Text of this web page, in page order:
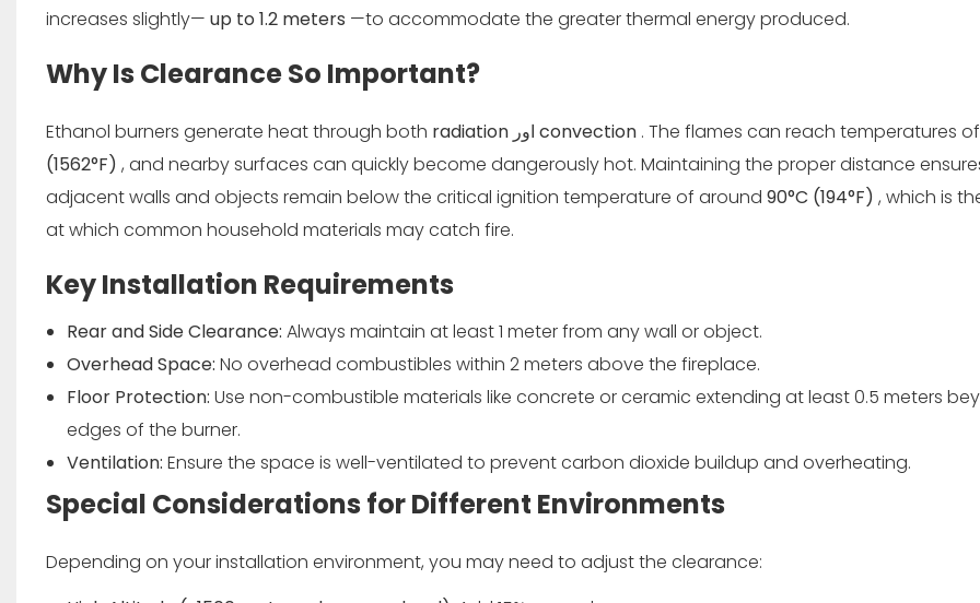
increases slightly— up to 1.2 meters —to accommodate the greater thermal energy produced.
Why Is Clearance So Important?
Ethanol burners generate heat through both radiation convection . The flames can reach temperatures
(1562°F) , and nearby surfaces can quickly become dangerously hot. Maintaining the proper distance
adjacent walls and objects remain below the critical ignition temperature of around 90°C (194°F) , which is
at which common household materials may catch fire.
Key Installation Requirements
Rear and Side Clearance:Always maintain at least 1 meter from any wall or object.
Overhead Space:No overhead combustibles within 2 meters above the fireplace.
Floor Protection:Use non-combustible materials like concrete or ceramic extending at least 0.5 meters
edges of the burner.
Ventilation:Ensure the space is well-ventilated to prevent carbon dioxide buildup and overheating.
Special Considerations for Different Environments
Depending on your installation environment, you may need to adjust the clearance: